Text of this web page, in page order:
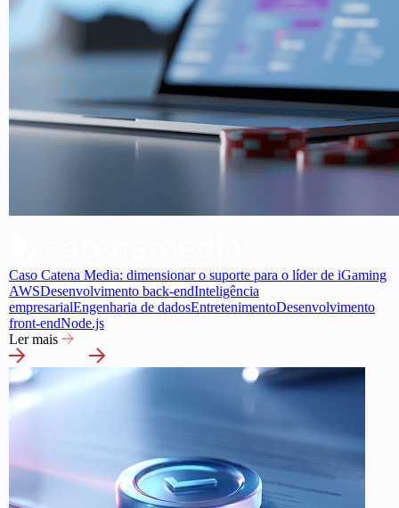
Caso Catena Media: dimensionar o suporte para o líder de iGaming
AWSDesenvolvimento back-endInteligência
empresarialEngenharia de dadosEntretenimentoDesenvolvimento
front-endNode.js
Ler mais